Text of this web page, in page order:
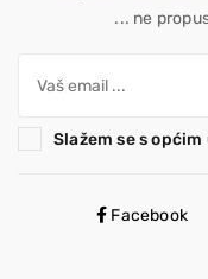
... ne
Slažem se s
Facebook